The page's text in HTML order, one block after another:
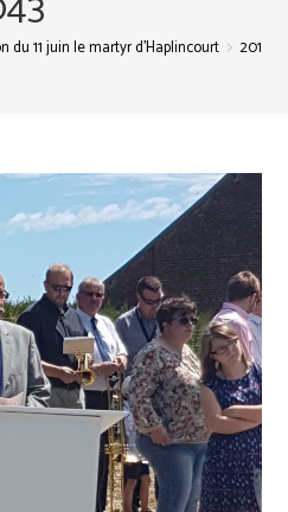
du 11 juin le martyr d’Haplincourt >